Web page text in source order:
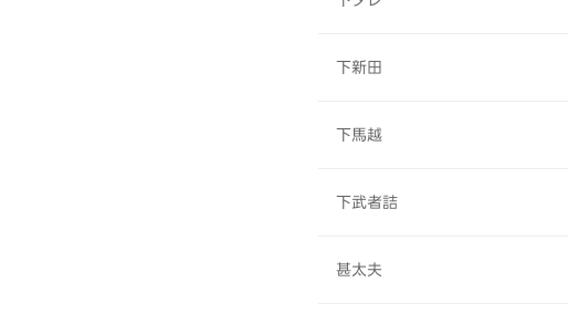
下新田
下馬越
下武者詰
甚太夫